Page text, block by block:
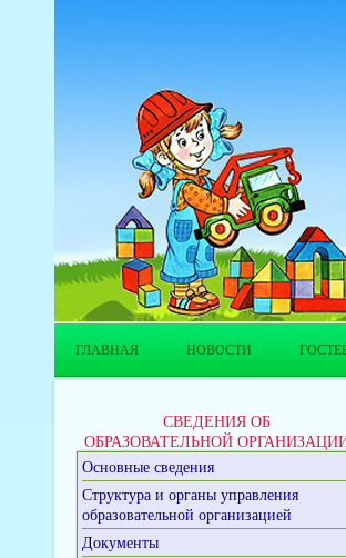
ГЛАВНАЯ НОВОСТИ
СВЕДЕНИЯ ОБ
ОБРАЗОВАТЕЛЬНОЙ
Основные сведения
Структура и органы управления
образовательной организацией
Документы